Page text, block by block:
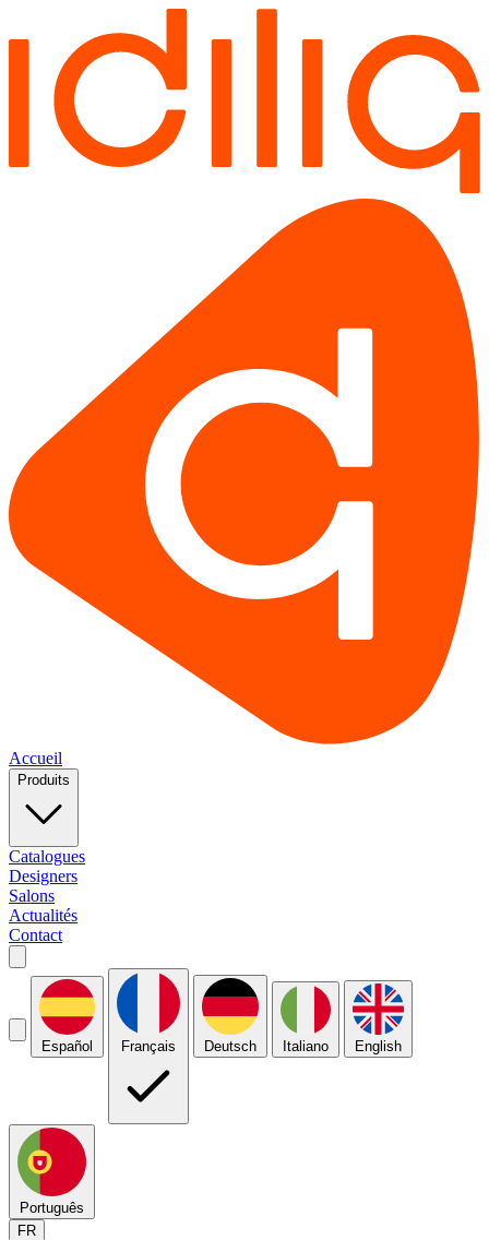
Accueil
Produits
Catalogues
Designers
Salons
Actualités
Contact
Español Français Deutsch Italiano English
Português
FR